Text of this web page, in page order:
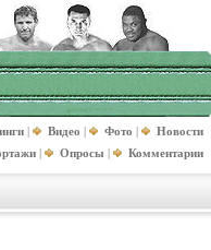
| Видео | Фото |
Новости
| Опросы | Комментарии